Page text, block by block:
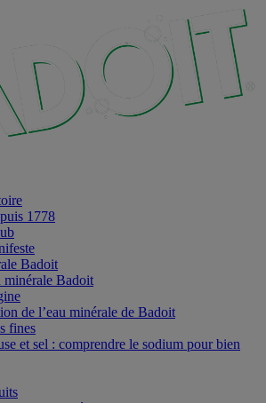
1778
Badoit
minérale Badoit
de l’eau minérale de Badoit
fines
et sel : comprendre le sodium pour bien